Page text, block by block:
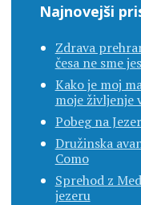
Najnovejši
Zdrava
česa ne sme
Kako je moj
moje življenje
Pobeg na
Družinska
Como
Sprehod z
jezeru